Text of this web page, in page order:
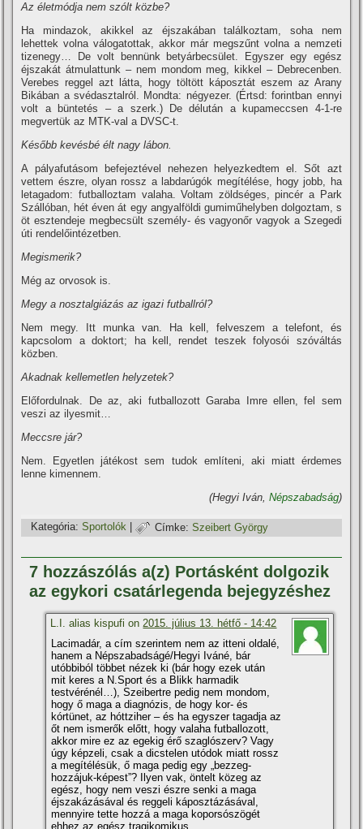
Az életmódja nem szólt közbe?
Ha mindazok, akikkel az éjszakában találkoztam, soha nem
lehettek volna válogatottak, akkor már megszűnt volna a nemzeti
tizenegy… De volt bennünk betyárbecsület. Egyszer egy egész
éjszakát átmulattunk – nem mondom meg, kikkel – Debrecenben.
Verebes reggel azt látta, hogy töltött káposztát eszem az Arany
Bikában a svédasztalról. Mondta: négyezer. (Értsd: forintban ennyi
volt a büntetés – a szerk.) De délután a kupameccsen 4-1-re
megvertük az MTK-val a DVSC-t.
Később kevésbé élt nagy lábon.
A pályafutásom befejeztével nehezen helyezkedtem el. Sőt azt
vettem észre, olyan rossz a labdarúgók megí­télése, hogy jobb, ha
letagadom: futballoztam valaha. Voltam zöldséges, pincér a Park
Szállóban, hét éven át egy angyalföldi gumiműhelyben dolgoztam, s
öt esztendeje megbecsült személy- és vagyonőr vagyok a Szegedi
úti rendelőintézetben.
Megismerik?
Még az orvosok is.
Megy a nosztalgiázás az igazi futballról?
Nem megy. Itt munka van. Ha kell, felveszem a telefont, és
kapcsolom a doktort; ha kell, rendet teszek folyosói szóváltás
közben.
Akadnak kellemetlen helyzetek?
Előfordulnak. De az, aki futballozott Garaba Imre ellen, fel sem
veszi az ilyesmit…
Meccsre jár?
Nem. Egyetlen játékost sem tudok emlí­teni, aki miatt érdemes
lenne kimennem.
(Hegyi Iván, Népszabadság)
Kategória: Sportolók | Címke: Szeibert György
7 hozzászólás a(z) Portásként dolgozik
az egykori csatárlegenda bejegyzéshez
L.I. alias kispufi on2015. július 13. hétfő - 14:42
Lacimadár, a cí­m szerintem nem az itteni oldalé,
hanem a Népszabadságé/Hegyi Iváné, bár
utóbbiból többet nézek ki (bár hogy ezek után
mit keres a N.Sport és a Blikk harmadik
testvérénél…), Szeibertre pedig nem mondom,
hogy ő maga a diagnózis, de hogy kor- és
kórtünet, az hóttziher – és ha egyszer tagadja az
őt nem ismerők előtt, hogy valaha futballozott,
akkor mire ez az egekig érő szaglószerv? Vagy
úgy képzeli, csak a dicstelen utódok miatt rossz
a megí­télésük, ő maga pedig egy „bezzeg-
hozzájuk-képest”? Ilyen vak, öntelt közeg az
egész, hogy nem veszi észre senki a maga
éjszakázásával és reggeli káposztázásával,
mennyire tette hozzá a maga koporsószögét
ehhez az egész tragikomikus